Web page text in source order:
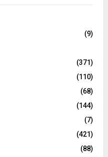
(9)
(371)
(110)
(68)
(144)
(7)
(421)
(88)